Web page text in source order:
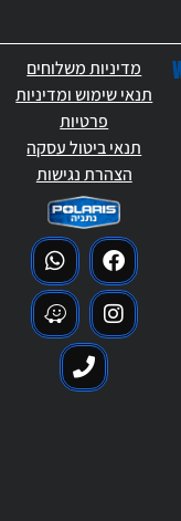
מדיניות משלוחים
תנאי שימוש ומדיניות
פרטיות
תנאי ביטול עסקה
הצהרת נגישות